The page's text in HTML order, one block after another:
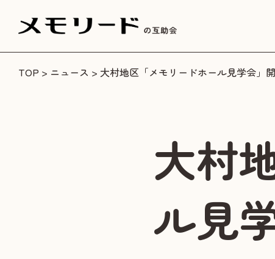
TOP > ニュース > 大村地区「メモリードホール見学会」
大村
ル見